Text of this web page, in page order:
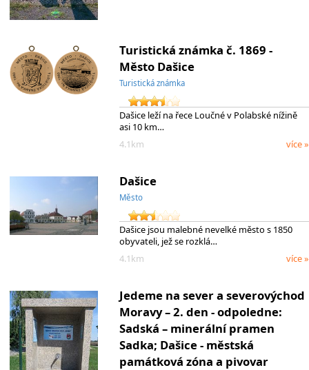
Turistická známka č. 1869 -
Město Dašice
Turistická známka
Dašice leží na řece Loučné v Polabské nížině
asi 10 km…
4.1km
více »
Dašice
Město
Dašice jsou malebné nevelké město s 1850
obyvateli, jež se rozklá…
4.1km
více »
Jedeme na sever a severovýchod
Moravy – 2. den - odpoledne:
Sadská – minerální pramen
Sadka; Dašice - městská
památková zóna a pivovar